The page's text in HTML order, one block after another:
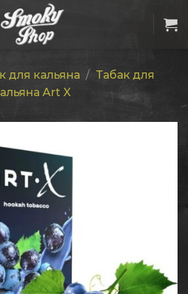
для кальяна / Табак для
Art X